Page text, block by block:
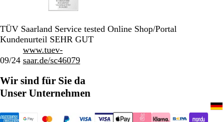
TÜV Saarland Service tested Online Shop/Portal
Kundenurteil SEHR GUT
09/24
www.tuev-
saar.de/sc46079
Wir sind für Sie da
Unser Unternehmen